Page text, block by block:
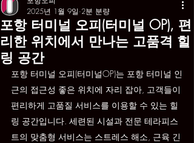
포항 터미널 오피(터미널 OP), 편
리한 위치에서 만나는 고품격 힐
링 공간
2025년 1월 9일 2분 분량
포항 터미널 오피(터미널OP)는 포항 터미널 인
근의 접근성 좋은 위치에 자리 잡아, 고객들이
편리하게 고품질 서비스를 이용할 수 있는 힐
링 공간입니다. 세련된 시설과 전문 테라피스
트의 맞춤형 서비스는 스트레스 해소, 근육 긴